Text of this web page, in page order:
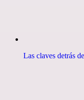
Las claves detrás